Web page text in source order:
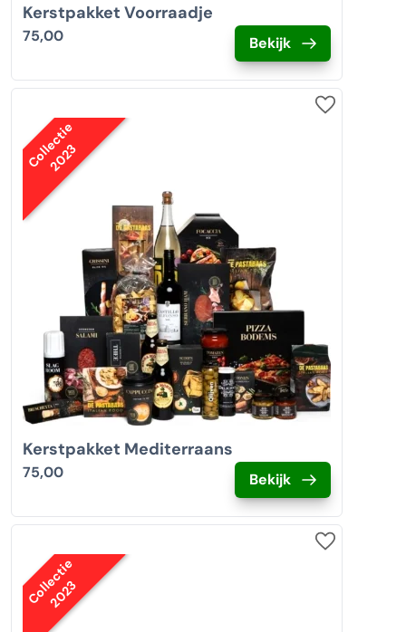
Kerstpakket Voorraadje
75,00 Bekijk
Collectie
2023
Kerstpakket Mediterraans
75,00 Bekijk
Collectie
2023